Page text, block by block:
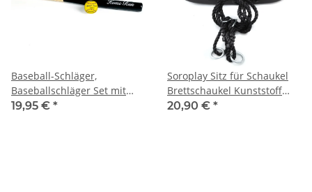
Baseball-Schläger,
Baseballschläger Set mit
Ball, neu
19,95 € *
Soroplay Sitz für Schaukel
Brettschaukel Kunststoff
verschiedene Farben
20,90 € *